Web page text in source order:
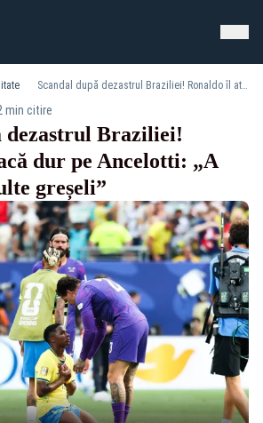
Scandal după dezastrul Braziliei! Ronaldo îl atacă dur pe Ancelotti: „A făcut prea multe greșeli”
min citire
dezastrul Braziliei!
dur pe Ancelotti: „A
greșeli”